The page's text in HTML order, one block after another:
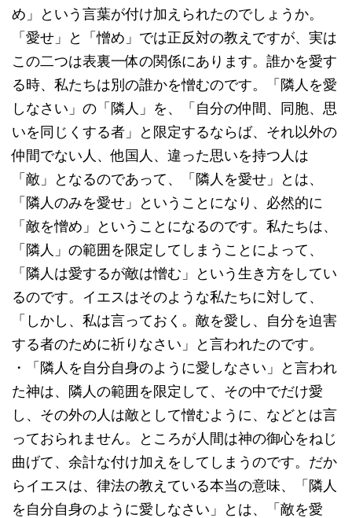
め」という言葉が付け加えられたのでしょうか。
「愛せ」と「憎め」では正反対の教えですが、実は
この二つは表裏一体の関係にあります。誰かを愛す
る時、私たちは別の誰かを憎むのです。「隣人を愛
しなさい」の「隣人」を、「自分の仲間、同胞、思
いを同じくする者」と限定するならば、それ以外の
仲間でない人、他国人、違った思いを持つ人は
「敵」となるのであって、「隣人を愛せ」とは、
「隣人のみを愛せ」ということになり、必然的に
「敵を憎め」ということになるのです。私たちは、
「隣人」の範囲を限定してしまうことによって、
「隣人は愛するが敵は憎む」という生き方をしてい
るのです。イエスはそのような私たちに対して、
「しかし、私は言っておく。敵を愛し、自分を迫害
する者のために祈りなさい」と言われたのです。
・「隣人を自分自身のように愛しなさい」と言われ
た神は、隣人の範囲を限定して、その中でだけ愛
し、その外の人は敵として憎むように、などとは言
っておられません。ところが人間は神の御心をねじ
曲げて、余計な付け加えをしてしまうのです。だか
らイエスは、律法の教えている本当の意味、「隣人
を自分自身のように愛しなさい」とは、「敵を愛